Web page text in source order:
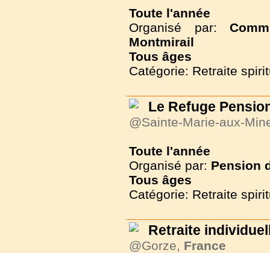
Toute l'année
Organisé par:
Montmirail
Tous âges
Catégorie: Retraite
Le Refuge
@Sainte-Marie-aux-
Toute l'année
Organisé par: Pension
Tous âges
Catégorie: Retraite
Retraite
@Gorze, France